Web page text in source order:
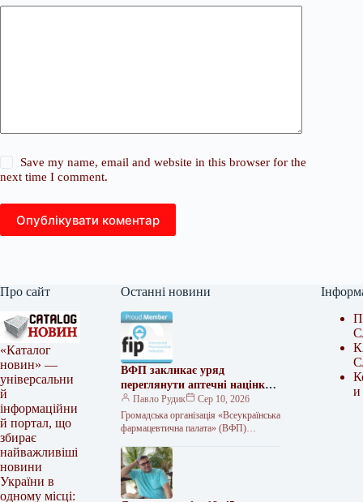
Save my name, email and website in this browser for the
next time I comment.
Опублікувати коментар
Про сайт
«Каталог
новин» —
універсальни
й
інформаційни
й портал, що
збирає
найважливіші
новини
України в
одному місці:
Останні новини
ВФП закликає уряд
переглянути аптечні націнки
під час війни
Павло Рудик
Сер 10, 2026
Громадська організація «Всеукраїнська
фармацевтична палата» (ВФП)
України Сергія Корецького з
пропозиціями щодо забезпечення
фінансової
и